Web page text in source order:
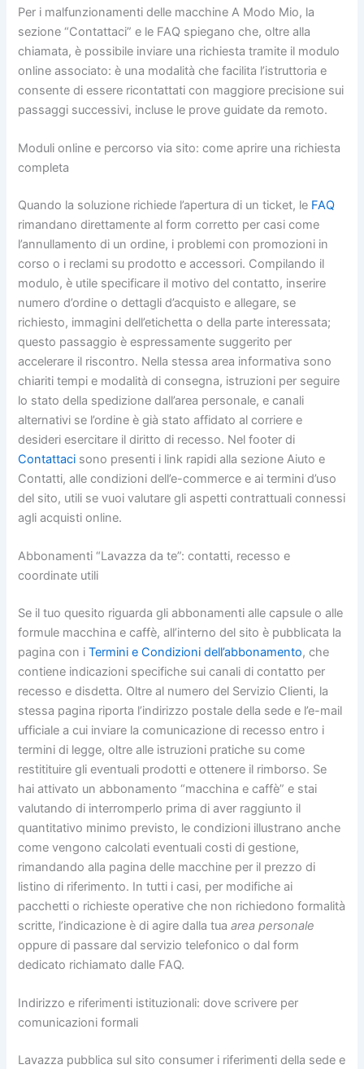
Per i malfunzionamenti delle macchine A Modo Mio, la
sezione “Contattaci” e le FAQ spiegano che, oltre alla
chiamata, è possibile inviare una richiesta tramite il modulo
online associato: è una modalità che facilita l’istruttoria e
consente di essere ricontattati con maggiore precisione sui
passaggi successivi, incluse le prove guidate da remoto.
Moduli online e percorso via sito: come aprire una richiesta
completa
Quando la soluzione richiede l’apertura di un ticket, le FAQ
rimandano direttamente al form corretto per casi come
l’annullamento di un ordine, i problemi con promozioni in
corso o i reclami su prodotto e accessori. Compilando il
modulo, è utile specificare il motivo del contatto, inserire
numero d’ordine o dettagli d’acquisto e allegare, se
richiesto, immagini dell’etichetta o della parte interessata;
questo passaggio è espressamente suggerito per
accelerare il riscontro. Nella stessa area informativa sono
chiariti tempi e modalità di consegna, istruzioni per seguire
lo stato della spedizione dall’area personale, e canali
alternativi se l’ordine è già stato affidato al corriere e
desideri esercitare il diritto di recesso. Nel footer di
Contattaci sono presenti i link rapidi alla sezione Aiuto e
Contatti, alle condizioni dell’e-commerce e ai termini d’uso
del sito, utili se vuoi valutare gli aspetti contrattuali connessi
agli acquisti online.
Abbonamenti “Lavazza da te”: contatti, recesso e
coordinate utili
Se il tuo quesito riguarda gli abbonamenti alle capsule o alle
formule macchina e caffè, all’interno del sito è pubblicata la
pagina con iTermini e Condizioni dell’abbonamento, che
contiene indicazioni specifiche sui canali di contatto per
recesso e disdetta. Oltre al numero del Servizio Clienti, la
stessa pagina riporta l’indirizzo postale della sede e l’e-mail
ufficiale a cui inviare la comunicazione di recesso entro i
termini di legge, oltre alle istruzioni pratiche su come
restitituire gli eventuali prodotti e ottenere il rimborso. Se
hai attivato un abbonamento “macchina e caffè” e stai
valutando di interromperlo prima di aver raggiunto il
quantitativo minimo previsto, le condizioni illustrano anche
come vengono calcolati eventuali costi di gestione,
rimandando alla pagina delle macchine per il prezzo di
listino di riferimento. In tutti i casi, per modifiche ai
pacchetti o richieste operative che non richiedono formalità
scritte, l’indicazione è di agire dalla tuaarea personale
oppure di passare dal servizio telefonico o dal form
dedicato richiamato dalle FAQ.
Indirizzo e riferimenti istituzionali: dove scrivere per
comunicazioni formali
Lavazza pubblica sul sito consumer i riferimenti della sede e